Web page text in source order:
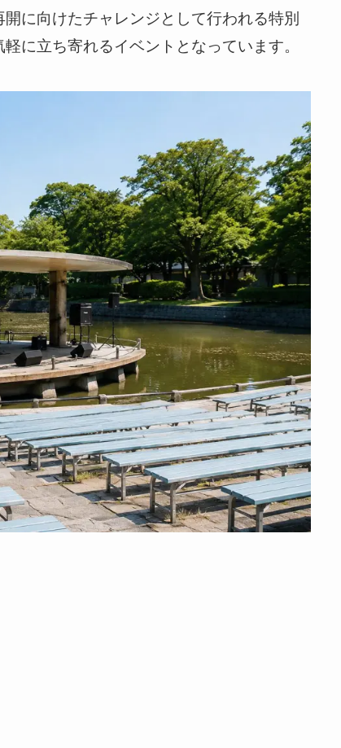
に向けたチャレンジとして行われる特別
に立ち寄れるイベントとなっています。